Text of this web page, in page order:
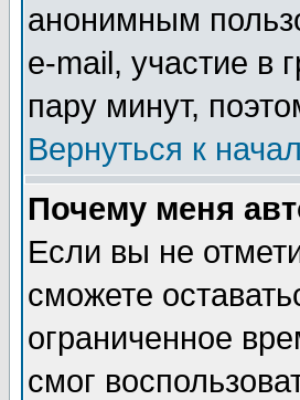
анонимным
e-mail, участие в
пару минут,
Вернуться к
Почему меня
Если вы не
сможете
ограниченное
смог